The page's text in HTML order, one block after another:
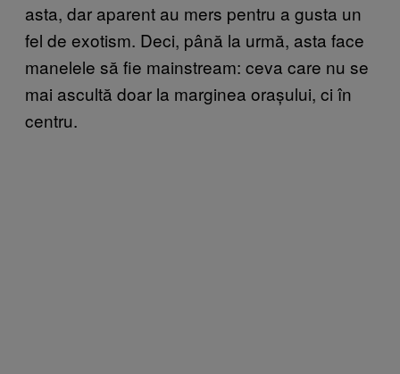
asta, dar aparent au mers pentru a gusta un
fel de exotism. Deci, până la urmă, asta face
manelele să fie mainstream: ceva care nu se
mai ascultă doar la marginea orașului, ci în
centru.